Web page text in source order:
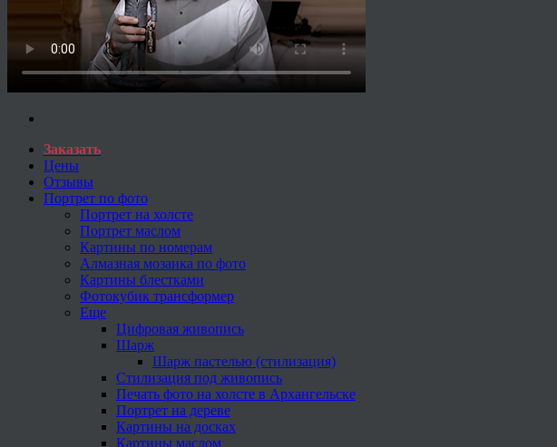
Заказать
Цены
Отзывы
Портрет по фото
Портрет на холсте
Портрет маслом
Картины по номерам
Алмазная мозаика по фото
Картины блестками
Фотокубик трансформер
Еще
Цифровая живопись
Шарж
Шарж пастелью (стилизация)
Стилизация под живопись
Печать фото на холсте в Архангельске
Портрет на дереве
Картины на досках
Картины маслом